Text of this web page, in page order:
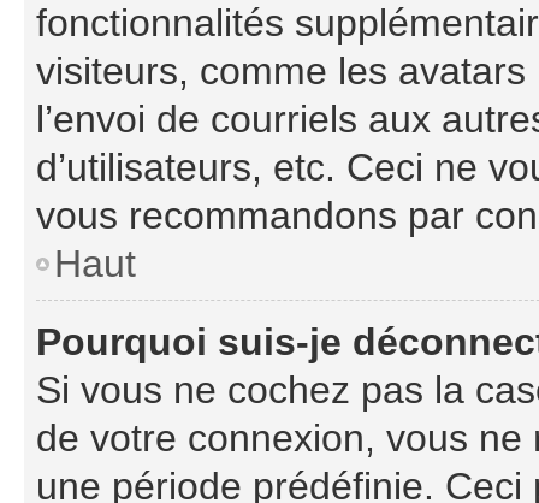
fonctionnalités
visiteurs, comme les
l’envoi de courriels aux
d’utilisateurs, etc. Ceci ne
vous recommandons par
Haut
Pourquoi suis-je
Si vous ne cochez pas la
de votre connexion, vous
une période prédéfinie. Ceci